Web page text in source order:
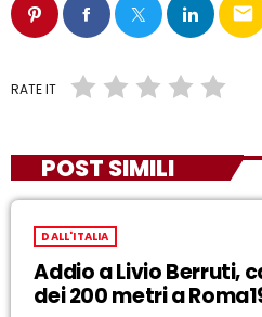
email
RATE IT
POST SIMILI
DALL'ITALIA
Addio a Livio Berruti,
dei 200 metri a